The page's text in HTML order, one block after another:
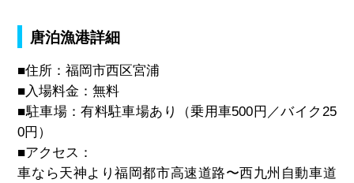
唐泊漁港詳細
■住所：福岡市西区宮浦
■入場料金：無料
■駐車場：有料駐車場あり（乗用車500円／バイク25
0円）
■アクセス：
車なら天神より福岡都市高速道路〜西九州自動車道